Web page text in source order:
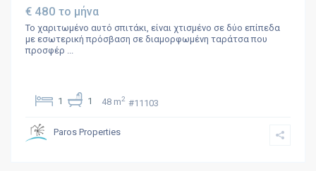
€ 480το μήνα
Το χαριτωμένο αυτό σπιτάκι, είναι χτισμένο σε δύο επίπεδα
με εσωτερική πρόσβαση σε διαμορφωμένη ταράτσα που
προσφέρ ...
1 1 48 m2 #11103
Paros Properties